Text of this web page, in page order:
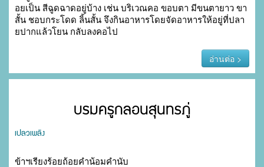
อยเป็น สีฉูดฉาดอยู่บ้าง เช่น บริเวณคอ ขอบตา มีขนตายาว ขา
สั้น ชอบกระโดด ลิ้นสั้น จึงกินอาหารโดยจัดอาหารให้อยู่ที่ปลา
ยปากแล้วโยน กลับลงคอไป
อ่านต่อ >
บรมครูกลอนสุนทรภู่
เปลวเพลิง
ข้าฯเรียงร้อยถ้อยคำน้อมคำนับ